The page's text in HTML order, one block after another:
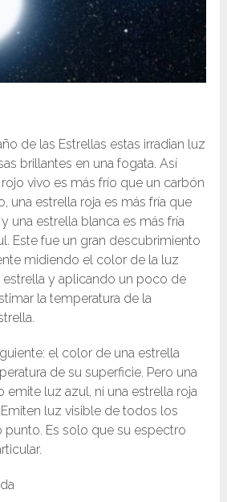
de las Estrellas estas irradian luz
brillantes en una fogata. Así
vivo es más frío que un carbón
una estrella roja es más fría que
una estrella blanca es más fría
Este fue un gran descubrimiento
midiendo el color de la luz
estrella y aplicando un poco de
la temperatura de la
el color de una estrella
de su superficie. Pero una
emite luz azul, ni una estrella roja
luz visible de todos los
punto. Es solo que su espectro